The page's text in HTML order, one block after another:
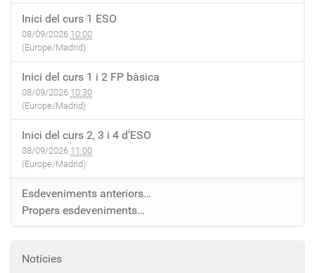
Inici del curs 1 ESO
08/09/2026 10:00
(Europe/Madrid)
Inici del curs 1 i 2 FP bàsica
08/09/2026 10:30
(Europe/Madrid)
Inici del curs 2, 3 i 4 d'ESO
08/09/2026 11:00
(Europe/Madrid)
Esdeveniments anteriors…
Propers esdeveniments…
Notícies